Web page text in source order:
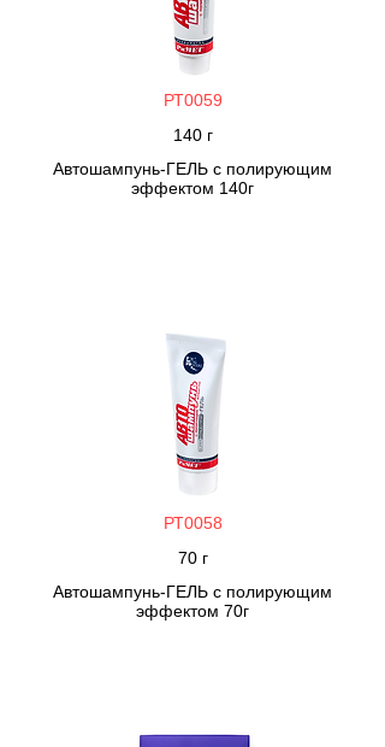
РТ0059
140 г
Автошампунь-ГЕЛЬ с полирующим
эффектом 140г
РТ0058
70 г
Автошампунь-ГЕЛЬ с полирующим
эффектом 70г